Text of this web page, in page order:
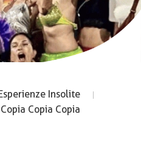
Insolite
Copia Copia